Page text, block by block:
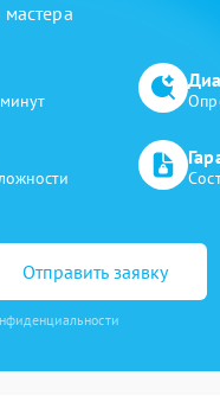
Отправить заявку